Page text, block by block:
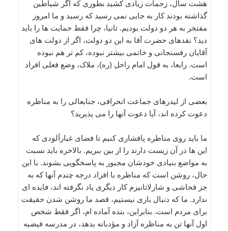
هشت سال، زحمات زیادی کشید بطوری که اگر شیاطین
گذاشته بودند کار به جایی نمی رسید که رسید و ما امروز
مفتخر به هر دو دولت بودیم. ثانیا، چرا فقط حمایت ها را باید
دید؟ نقدهای حضرت آقا به این دو دولت، اگر از دولت های
آقایان رفسنجانی و خاتمی بیشتر نبوده، کم تر هم نبوده
است. رابعا، به قول امام راحل (ره)، ملاک، وضع فعلی افراد
است.
بعضی از لیدرهای جماعت انحرافی، جنابعالی را به مناظره
دعوت کرده اند، آیا دعوت آنها را می پذیرید؟
ما باید روی مناظره پافشاری کنیم تا فضای غبارآلودی که
این ها در آن زیست دارند را از بین ببریم. بالاخره باید نسبت
به مواضع بنیادی خودشان مجبور به پاسخگویی بشوند. با این
حال، روشن است که مناظره با افراد درجه چندم آنها که به
جز فحاشی و شارلاتانیزم کار دیگری یاد نگرفته اند، فایده ای
ندارد. ما که دنبال بازی نیستیم، قصد ما روشن شدن حقیقت
برای مردم است. بنابراین، بنده آماده ام، اگر فقط شخص
اول آنها تن به مناظره آزاد و مؤدبانه بدهد، در مدرسه فیضیه